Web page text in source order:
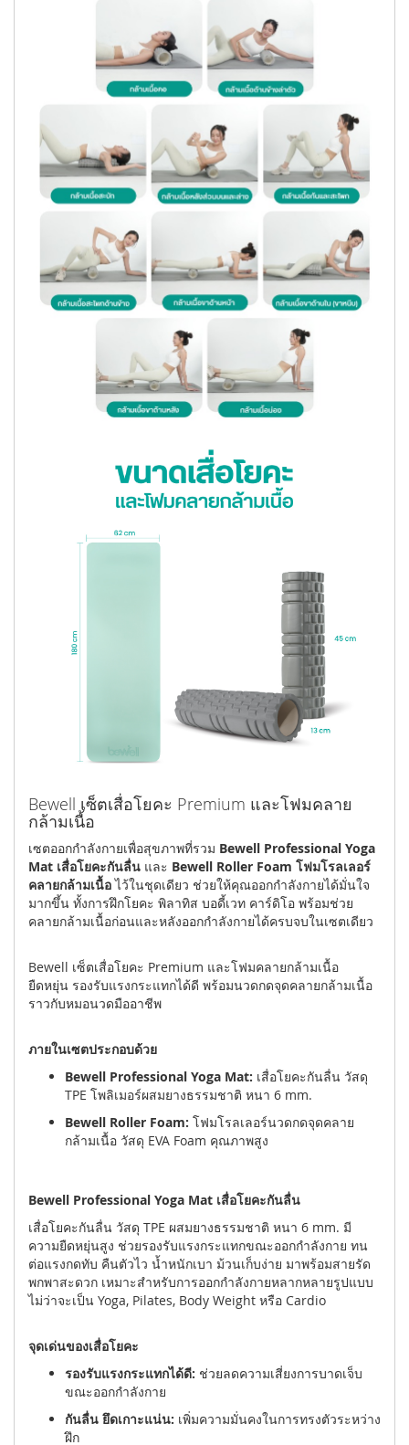
Bewell เซ็ตเสื่อโยคะ Premium และโฟมคลาย
กล้ามเนื้อ
เซตออกกำลังกายเพื่อสุขภาพที่รวม Bewell Professional Yoga
Mat เสื่อโยคะกันลื่น และ Bewell Roller Foam โฟมโรลเลอร์
คลายกล้ามเนื้อไว้ในชุดเดียว ช่วยให้คุณออกกำลังกายได้มั่นใจ
มากขึ้น ทั้งการฝึกโยคะ พิลาทิส บอดี้เวท คาร์ดิโอ พร้อมช่วย
คลายกล้ามเนื้อก่อนและหลังออกกำลังกายได้ครบจบในเซตเดียว
Bewell เซ็ตเสื่อโยคะ Premium และโฟมคลายกล้ามเนื้อ
ยืดหยุ่น รองรับแรงกระแทกได้ดี พร้อมนวดกดจุดคลายกล้ามเนื้อ
ราวกับหมอนวดมืออาชีพ
ภายในเซตประกอบด้วย
Bewell Professional Yoga Mat: เสื่อโยคะกันลื่น วัสดุ
TPE โพลิเมอร์ผสมยางธรรมชาติ หนา 6 mm.
Bewell Roller Foam: โฟมโรลเลอร์นวดกดจุดคลาย
กล้ามเนื้อ วัสดุ EVA Foam คุณภาพสูง
Bewell Professional Yoga Mat เสื่อโยคะกันลื่น
เสื่อโยคะกันลื่น วัสดุ TPE ผสมยางธรรมชาติ หนา 6 mm. มี
ความยืดหยุ่นสูง ช่วยรองรับแรงกระแทกขณะออกกำลังกาย ทน
ต่อแรงกดทับ คืนตัวไว น้ำหนักเบา ม้วนเก็บง่าย มาพร้อมสายรัด
พกพาสะดวก เหมาะสำหรับการออกกำลังกายหลากหลายรูปแบบ
ไม่ว่าจะเป็น Yoga, Pilates, Body Weight หรือ Cardio
จุดเด่นของเสื่อโยคะ
รองรับแรงกระแทกได้ดี: ช่วยลดความเสี่ยงการบาดเจ็บ
ขณะออกกำลังกาย
กันลื่น ยึดเกาะแน่น: เพิ่มความมั่นคงในการทรงตัวระหว่าง
ฝึก